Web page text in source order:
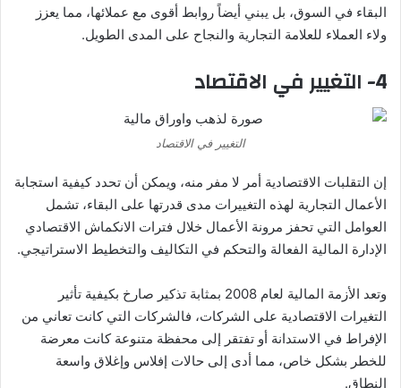
البقاء في السوق، بل يبني أيضاً روابط أقوى مع عملائها، مما يعزز
ولاء العملاء للعلامة التجارية والنجاح على المدى الطويل.
4- التغيير في الاقتصاد
التغيير في الاقتصاد
إن التقلبات الاقتصادية أمر لا مفر منه، ويمكن أن تحدد كيفية استجابة
الأعمال التجارية لهذه التغييرات مدى قدرتها على البقاء، تشمل
العوامل التي تحفز مرونة الأعمال خلال فترات الانكماش الاقتصادي
الإدارة المالية الفعالة والتحكم في التكاليف والتخطيط الاستراتيجي.
وتعد الأزمة المالية لعام 2008 بمثابة تذكير صارخ بكيفية تأثير
التغيرات الاقتصادية على الشركات، فالشركات التي كانت تعاني من
الإفراط في الاستدانة أو تفتقر إلى محفظة متنوعة كانت معرضة
للخطر بشكل خاص، مما أدى إلى حالات إفلاس وإغلاق واسعة
النطاق.